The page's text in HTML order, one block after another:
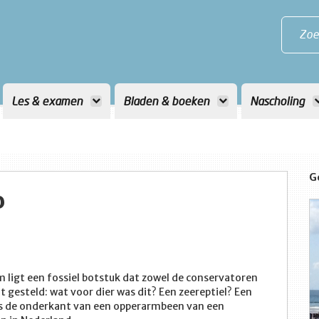
Les & examen Bladen & boeken Nascholing
ligt een fossiel botstuk dat zowel de conservatoren
wat voor dier was dit? Een zeereptiel? Een
onderkant van een opperarmbeen van een